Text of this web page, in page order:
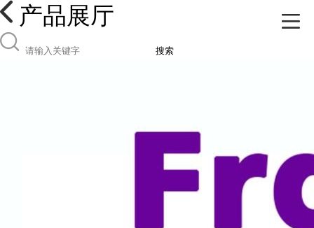
产品展厅
搜索